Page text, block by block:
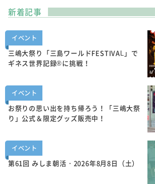
新着記事
イベント
三嶋大祭り「三島ワールドFESTIVAL」で
ギネス世界記録®に挑戦！
イベント
お祭りの思い出を持ち帰ろう！「三嶋大祭
り」公式＆限定グッズ販売中！
イベント
第61回 みしま朝活・2026年8月8日（土）